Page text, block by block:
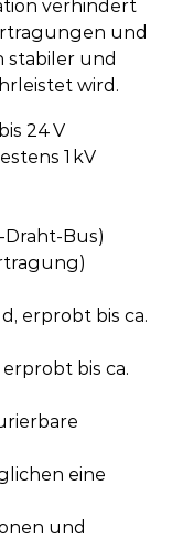
verhindert
und
stabiler und
wird.
24 V
1 kV
Draht-Bus)
erprobt bis ca.
erprobt bis ca.
eine
und